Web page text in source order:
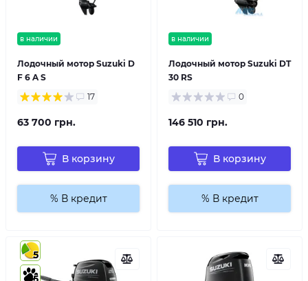
в наличии
Лодочный мотор Suzuki D
F 6 A S
17
63 700 грн.
В корзину
% В кредит
в наличии
Лодочный мотор Suzuki DT
30 RS
0
146 510 грн.
В корзину
% В кредит
5